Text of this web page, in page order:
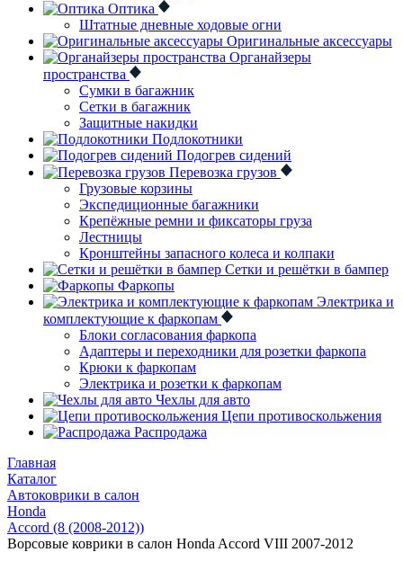
Оптика
Штатные дневные ходовые огни
Оригинальные аксессуары
Органайзеры
пространства
Сумки в багажник
Сетки в багажник
Защитные накидки
Подлокотники
Подогрев сидений
Перевозка грузов
Грузовые корзины
Экспедиционные багажники
Крепёжные ремни и фиксаторы груза
Лестницы
Кронштейны запасного колеса и колпаки
Сетки и решётки в бампер
Фаркопы
Электрика и
комплектующие к фаркопам
Блоки согласования фаркопа
Адаптеры и переходники для розетки фаркопа
Крюки к фаркопам
Электрика и розетки к фаркопам
Чехлы для авто
Цепи противоскольжения
Распродажа
Главная
Каталог
Автоковрики в салон
Honda
Accord (8 (2008-2012))
Ворсовые коврики в салон Honda Accord VIII 2007-2012